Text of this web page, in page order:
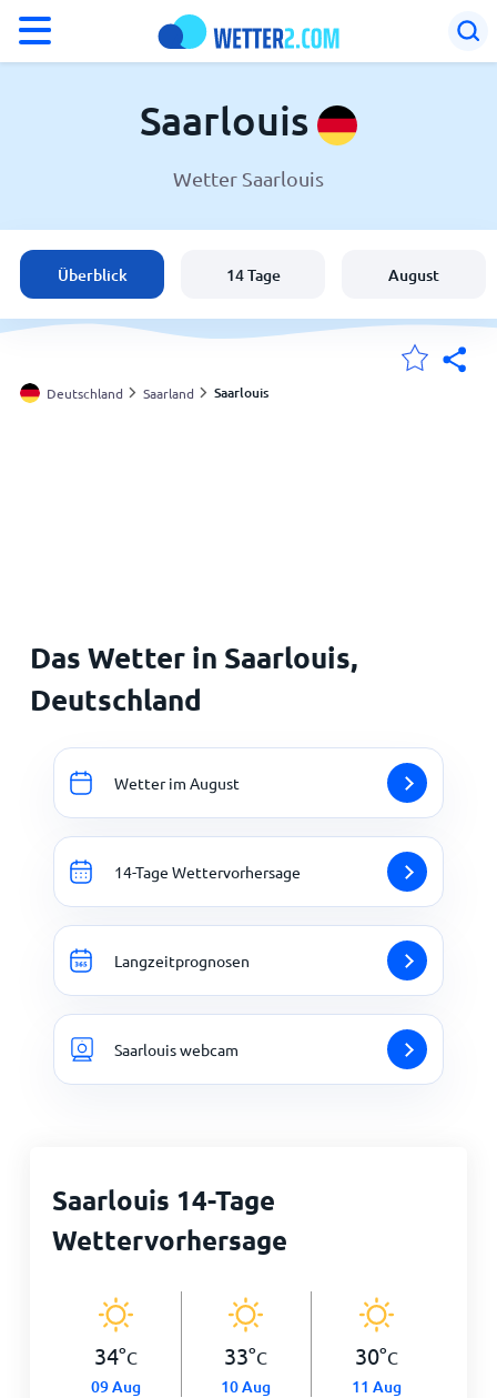
Deutschland
Schweiz
Österreich
Saarlouis
Wetter Saarlouis
Überblick 14 Tage August
Deutschland Saarland Saarlouis
Das Wetter in Saarlouis,
Deutschland
Wetter im August
14-Tage Wettervorhersage
Langzeitprognosen
Saarlouis webcam
Saarlouis 14-Tage
Wettervorhersage
34°C
09 Aug
33°C
10 Aug
30°C
11 Aug